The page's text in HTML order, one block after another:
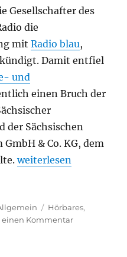
Gesellschafter des
die
mitRadio blau,
Damit entfiel
und
einen Bruch der
der Sächsischen
& Co. KG, dem
„Den Freien Radios in
weiterlesen
Schlagwörter
Hörbares,
einen Kommentarzu